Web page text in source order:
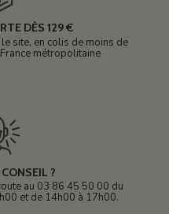
DÈS 129 €
site, en colis de moins de
métropolitaine
?
au 03 86 45 50 00 du
et de 14h00 à 17h00.